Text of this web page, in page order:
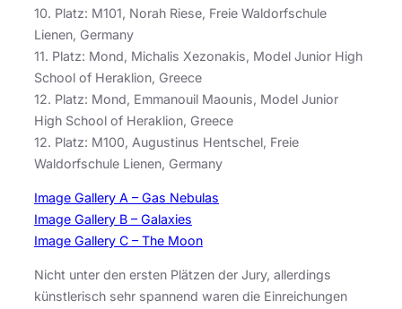
10. Platz: M101, Norah Riese, Freie Waldorfschule
Lienen, Germany
11. Platz: Mond, Michalis Xezonakis, Model Junior High
School of Heraklion, Greece
12. Platz: Mond, Emmanouil Maounis, Model Junior
High School of Heraklion, Greece
12. Platz: M100, Augustinus Hentschel, Freie
Waldorfschule Lienen, Germany
Image Gallery A – Gas Nebulas
Image Gallery B – Galaxies
Image Gallery C – The Moon
Nicht unter den ersten Plätzen der Jury, allerdings
künstlerisch sehr spannend waren die Einreichungen